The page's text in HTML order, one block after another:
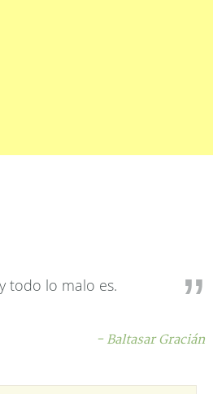
todo lo malo es.
- Baltasar Gracián